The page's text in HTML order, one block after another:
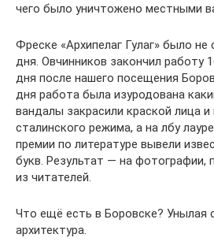
чего было уничтожено местными
Фреске «Архипелаг Гулаг» было
дня. Овчинников закончил работу
дня после нашего посещения
дня работа была изуродована
вандалы закрасили краской лица
сталинского режима, а на лбу
премии по литературе вывели
букв. Результат — на фотографии,
из читателей.
Что ещё есть в Боровске? Унылая
архитектура.